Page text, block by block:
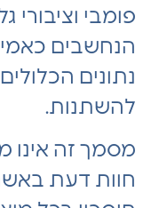
פומבי וציבורי
הנחשבים
נתונים
להשתנות.
מסמך זה אינו
חוות דעת